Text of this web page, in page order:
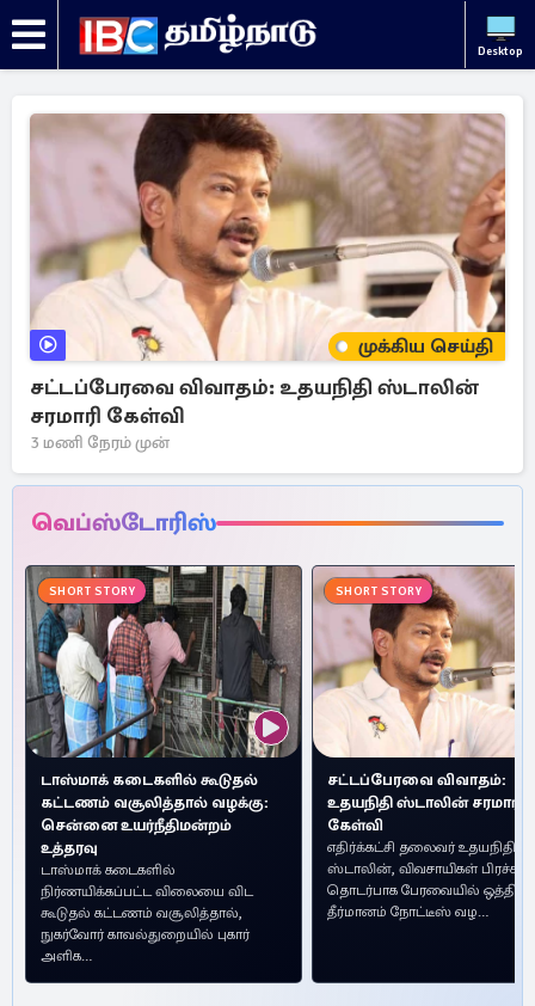
Desktop
முக்கிய செய்தி
சட்டப்பேரவை விவாதம்: உதயநிதி ஸ்டாலின்
சரமாரி கேள்வி
3 மணி நேரம் முன்
வெப்ஸ்டோரிஸ்
SHORT STORY
டாஸ்மாக் கடைகளில் கூடுதல்
கட்டணம் வசூலித்தால் வழக்கு:
சென்னை உயர்நீதிமன்றம்
உத்தரவு
டாஸ்மாக் கடைகளில்
நிர்ணயிக்கப்பட்ட விலையை விட
கூடுதல் கட்டணம் வசூலித்தால்,
நுகர்வோர் காவல்துறையில் புகார்
அளிக…
SHORT STORY
சட்டப்பேரவை விவாதம்:
உதயநிதி ஸ்டாலின் சரமாரி
கேள்வி
எதிர்க்கட்சி தலைவர் உதயநிதி
ஸ்டாலின், விவசாயிகள்
தொடர்பாக பேரவையில்
தீர்மானம் நோட்டீஸ் வழ…